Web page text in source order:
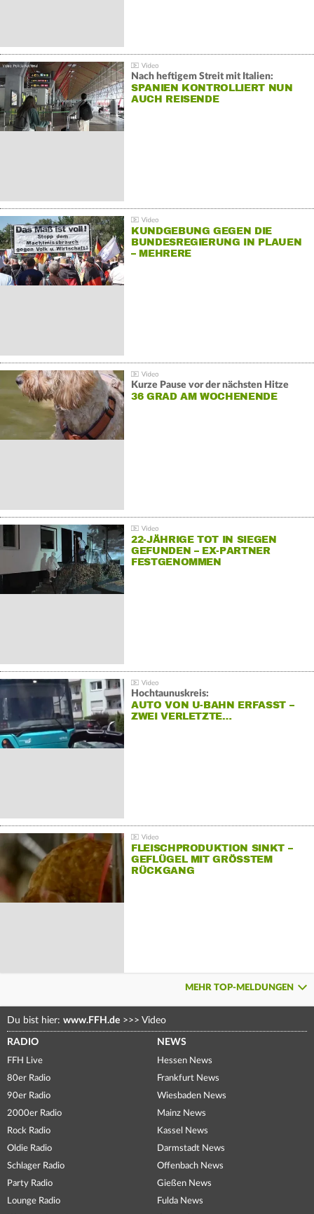
Nach heftigem Streit mit Italien:
SPANIEN KONTROLLIERT NUN
AUCH REISENDE
KUNDGEBUNG GEGEN DIE
BUNDESREGIERUNG IN PLAUEN
– MEHRERE
Kurze Pause vor der nächsten Hitze
36 GRAD AM WOCHENENDE
22-JÄHRIGE TOT IN SIEGEN
GEFUNDEN – EX-PARTNER
FESTGENOMMEN
Hochtaunuskreis:
AUTO VON U-BAHN ERFASST –
ZWEI VERLETZTE…
FLEISCHPRODUKTION SINKT –
GEFLÜGEL MIT GRÖSSTEM R
ÜCKGANG
MEHR TOP-MELDUNGEN
Du bist hier: www.FFH.de >>> Video
RADIO
FFH Live
80er Radio
90er Radio
2000er Radio
Rock Radio
Oldie Radio
Schlager Radio
Party Radio
Lounge Radio
NEWS
Hessen News
Frankfurt News
Wiesbaden News
Mainz News
Kassel News
Darmstadt News
Offenbach News
Gießen News
Fulda News